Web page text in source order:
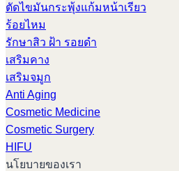
ตัดไขมันกระพุ้งแก้มหน้าเรียว
ร้อยไหม
รักษาสิว ฝ้า รอยดำ
เสริมคาง
เสริมจมูก
Anti Aging
Cosmetic Medicine
Cosmetic Surgery
HIFU
นโยบายของเรา